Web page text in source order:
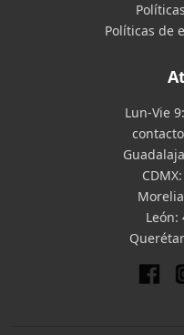
Políticas de
Lun-Vie
CDMX:
León: